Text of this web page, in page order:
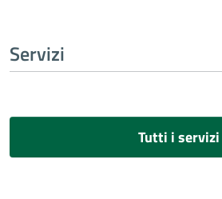
Servizi
Tutti i servizi